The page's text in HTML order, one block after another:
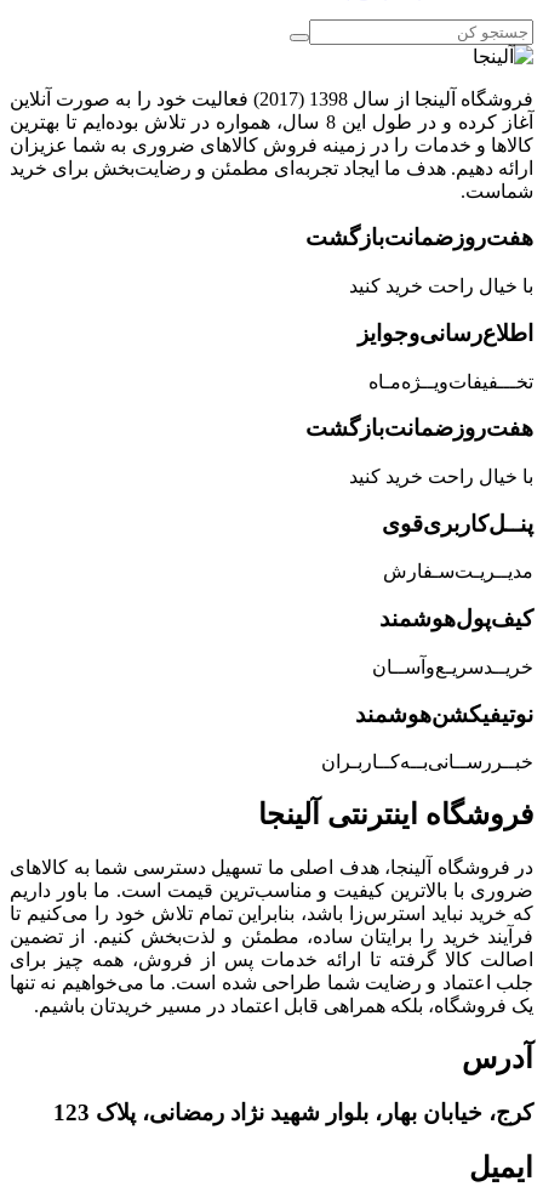
فروشگاه آلینجا از سال 1398 (2017) فعالیت خود را به صورت آنلاین
آغاز کرده و در طول این 8 سال، همواره در تلاش بوده‌ایم تا بهترین
کالاها و خدمات را در زمینه فروش کالاهای ضروری به شما عزیزان
ارائه دهیم. هدف ما ایجاد تجربه‌ای مطمئن و رضایت‌بخش برای خرید
شماست.
هفت‌روز‌ضمانت‌بازگشت
با خیال راحت خرید کنید
اطلاع‌رسانی‌و‌جوایز
تخـــفیفات‌ویــژه‌مـاه
هفت‌روز‌ضمانت‌بازگشت
با خیال راحت خرید کنید
پنــل‌کاربری‌قوی
مدیــریـت‌سـفارش
کیف‌پول‌هوشمند
خریــد‌سریـع‌و‌آســان
نوتیفیکشن‌هوشمند
خبــررســانی‌بــه‌کــاربـران
فروشگاه‌ اینترنتی‌ آلینجا
در فروشگاه آلینجا، هدف اصلی ما تسهیل دسترسی شما به کالاهای
ضروری با بالاترین کیفیت و مناسب‌ترین قیمت است. ما باور داریم
که خرید نباید استرس‌زا باشد، بنابراین تمام تلاش خود را می‌کنیم تا
فرآیند خرید را برایتان ساده، مطمئن و لذت‌بخش کنیم. از تضمین
اصالت کالا گرفته تا ارائه خدمات پس از فروش، همه چیز برای
جلب اعتماد و رضایت شما طراحی شده است. ما می‌خواهیم نه تنها
یک فروشگاه، بلکه همراهی قابل اعتماد در مسیر خریدتان باشیم.
آدرس
کرج، خیابان بهار، بلوار شهید نژاد رمضانی، پلاک 123
ایمیل